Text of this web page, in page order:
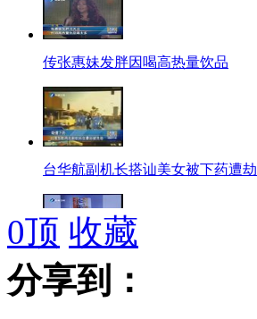
传张惠妹发胖因喝高热量饮品
台华航副机长搭讪美女被下药遭劫
"榨菜"写成"炸药"台机场忙排爆
0顶 收藏
分享到：